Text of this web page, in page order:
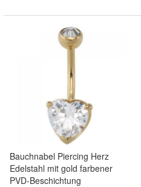
Bauchnabel Piercing Herz
Edelstahl mit gold farbener
PVD-Beschichtung